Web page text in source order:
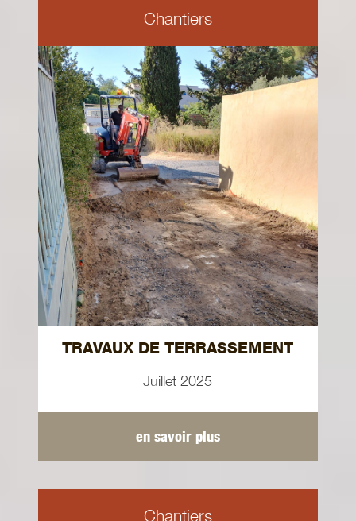
Chantiers
TRAVAUX DE TERRASSEMENT
Juillet 2025
en savoir plus
Chantiers